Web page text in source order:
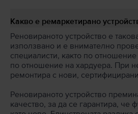
Какво е ремаркетирано
Реновираното устройство е
използвано и е внимателно
специалисти, както по отношение
по отношение на хардуера. При
ремонтира с нови,
Реновираното устройство
качество, за да се гарантира, че